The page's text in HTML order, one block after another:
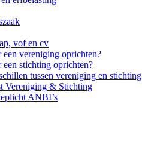
vof en cv
een vereniging oprichten?
een stichting oprichten?
tussen vereniging en stichting
Vereniging & Stichting
ANBI’s